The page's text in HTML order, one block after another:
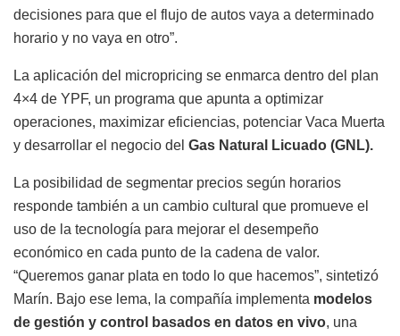
decisiones para que el flujo de autos vaya a determinado
horario y no vaya en otro”.
La aplicación del micropricing se enmarca dentro del plan
4×4 de YPF, un programa que apunta a optimizar
operaciones, maximizar eficiencias, potenciar Vaca Muerta
y desarrollar el negocio del Gas Natural Licuado (GNL).
La posibilidad de segmentar precios según horarios
responde también a un cambio cultural que promueve el
uso de la tecnología para mejorar el desempeño
económico en cada punto de la cadena de valor.
“Queremos ganar plata en todo lo que hacemos”, sintetizó
Marín. Bajo ese lema, la compañía implementa modelos
de gestión y control basados en datos en vivo, una